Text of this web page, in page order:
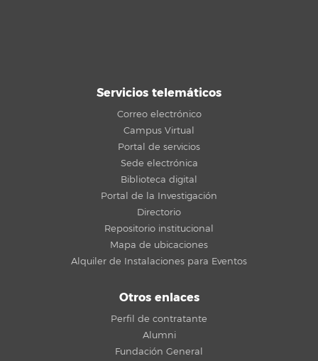
Servicios telemáticos
Correo electrónico
Campus Virtual
Portal de servicios
Sede electrónica
Biblioteca digital
Portal de la Investigación
Directorio
Repositorio institucional
Mapa de ubicaciones
Alquiler de Instalaciones para Eventos
Otros enlaces
Perfil de contratante
Alumni
Fundación General